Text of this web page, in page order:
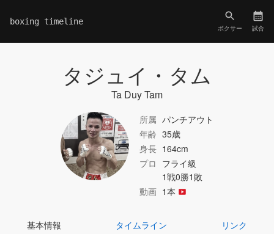
boxing timeline
ボクサー 試合
タジュイ・タム
Ta Duy Tam
所属 パンチアウト
年齢 35歳
身長 164cm
プロ フライ級
1戦0勝1敗
動画 1本
基本情報 タイムライン リンク